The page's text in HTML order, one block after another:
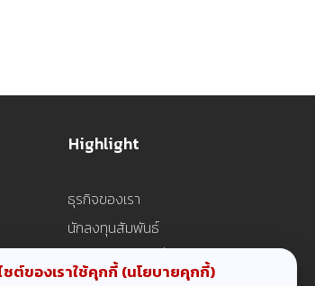
Highlight
ธุรกิจของเรา
นักลงทุนสัมพันธ์
การพัฒนาความยั่งยืน
ซต์ของเราใช้คุกกี้ (นโยบายคุกกี้)